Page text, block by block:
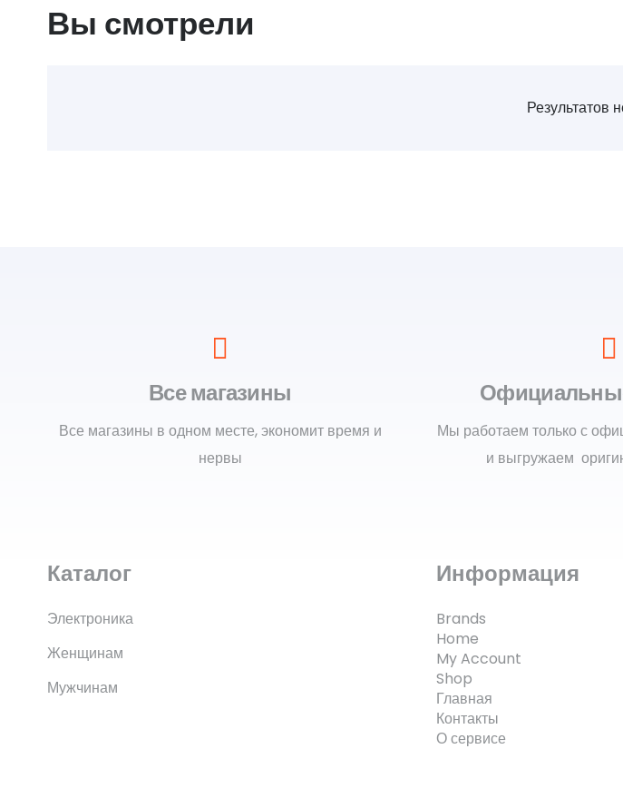
Вы смотрели
Результатов
Все магазины
Все магазины в одном месте, экономит время и
нервы
Мы работаем только с
и выгружаем
Каталог
Электроника
Женщинам
Мужчинам
Информация
Brands
Home
My Account
Shop
Главная
Контакты
О сервисе